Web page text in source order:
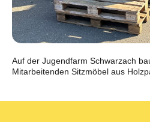
Auf der Jugendfarm Schwarzach
Mitarbeitenden Sitzmöbel aus